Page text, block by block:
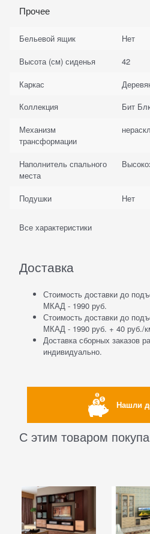
Прочее
Бельевой ящик
Нет
Высота (см) сиденья
42
Каркас
Коллекция
Бит
Механизм
трансформации
Наполнитель спального
места
Подушки Нет
Все характеристики
Доставка
Стоимость доставки до
МКАД - 1990 руб.
Стоимость доставки до
МКАД - 1990 руб. + 40 руб./
Доставка сборных заказов
индивидуально.
Нашли
С этим товаром